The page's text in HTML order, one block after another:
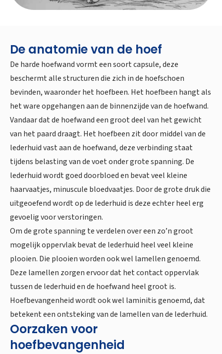
De anatomie van de hoef
De harde hoefwand vormt een soort capsule, deze
beschermt alle structuren die zich in de hoefschoen
bevinden, waaronder het hoefbeen. Het hoefbeen hangt als
het ware opgehangen aan de binnenzijde van de hoefwand.
Vandaar dat de hoefwand een groot deel van het gewicht
van het paard draagt. Het hoefbeen zit door middel van de
lederhuid vast aan de hoefwand, deze verbinding staat
tijdens belasting van de voet onder grote spanning. De
lederhuid wordt goed doorbloed en bevat veel kleine
haarvaatjes, minuscule bloedvaatjes. Door de grote druk die
uitgeoefend wordt op de lederhuid is deze echter heel erg
gevoelig voor verstoringen.
Om de grote spanning te verdelen over een zo’n groot
mogelijk oppervlak bevat de lederhuid heel veel kleine
plooien. Die plooien worden ook wel lamellen genoemd.
Deze lamellen zorgen ervoor dat het contact oppervlak
tussen de lederhuid en de hoefwand heel groot is.
Hoefbevangenheid wordt ook wel laminitis genoemd, dat
betekent een ontsteking van de lamellen van de lederhuid.
Oorzaken voor
hoefbevangenheid